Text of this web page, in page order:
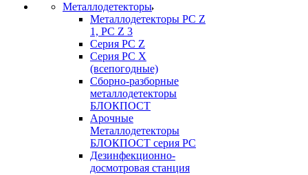
Металлодетекторы
Металлодетекторы РС Z
1, PC Z 3
Серия РС Z
Серия РС X
(всепогодные)
Сборно-разборные
металлодетекторы
БЛОКПОСТ
Арочные
Металлодетекторы
БЛОКПОСТ серия РС
Дезинфекционно-
досмотровая станция